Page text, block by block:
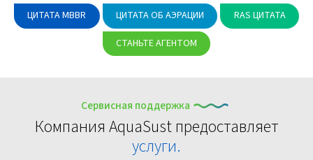
ЦИТАТА MBBR ЦИТАТА ОБ АЭРАЦИИ
RAS ЦИТАТА
СТАНЬТЕ АГЕНТОМ
Сервисная поддержка
Компания AquaSust предоставляет
услуги.